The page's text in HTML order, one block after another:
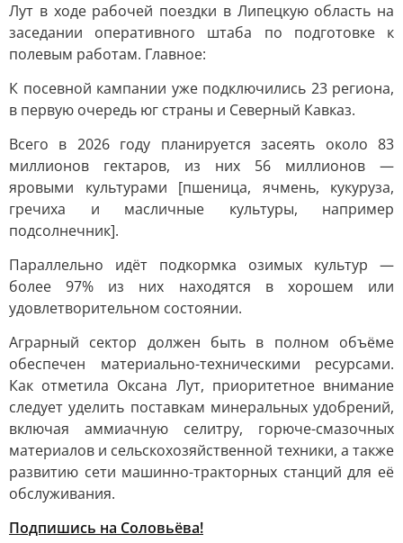
Лут в ходе рабочей поездки в Липецкую область на
заседании оперативного штаба по подготовке к
полевым работам. Главное:
К посевной кампании уже подключились 23 региона,
в первую очередь юг страны и Северный Кавказ.
Всего в 2026 году планируется засеять около 83
миллионов гектаров, из них 56 миллионов —
яровыми культурами [пшеница, ячмень, кукуруза,
гречиха и масличные культуры, например
подсолнечник].
Параллельно идёт подкормка озимых культур —
более 97% из них находятся в хорошем или
удовлетворительном состоянии.
Аграрный сектор должен быть в полном объёме
обеспечен материально-техническими ресурсами.
Как отметила Оксана Лут, приоритетное внимание
следует уделить поставкам минеральных удобрений,
включая аммиачную селитру, горюче-смазочных
материалов и сельскохозяйственной техники, а также
развитию сети машинно-тракторных станций для её
обслуживания.
Подпишись на Соловьёва!